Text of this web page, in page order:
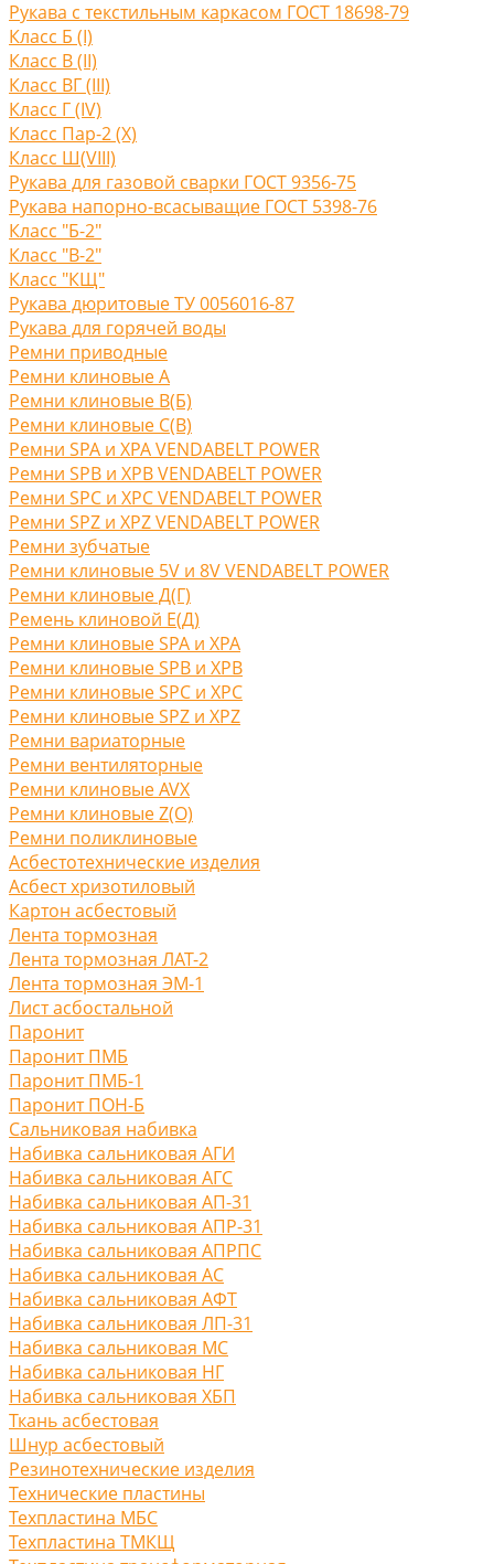
Рукава с текстильным каркасом ГОСТ 18698-79
Класс Б (I)
Класс В (II)
Класс ВГ (III)
Класс Г (IV)
Класс Пар-2 (X)
Класс Ш(VIII)
Рукава для газовой сварки ГОСТ 9356-75
Рукава напорно-всасыващие ГОСТ 5398-76
Класс "Б-2"
Класс "В-2"
Класс "КЩ"
Рукава дюритовые ТУ 0056016-87
Рукава для горячей воды
Ремни приводные
Ремни клиновые A
Ремни клиновые В(Б)
Ремни клиновые С(B)
Ремни SPA и XPA VENDABELT POWER
Ремни SPB и XPB VENDABELT POWER
Ремни SPC и XPC VENDABELT POWER
Ремни SPZ и XPZ VENDABELT POWER
Ремни зубчатые
Ремни клиновые 5V и 8V VENDABELT POWER
Ремни клиновые Д(Г)
Ремень клиновой Е(Д)
Ремни клиновые SPA и XPA
Ремни клиновые SPB и XPB
Ремни клиновые SPC и XPC
Ремни клиновые SPZ и XPZ
Ремни вариаторные
Ремни вентиляторные
Ремни клиновые AVX
Ремни клиновые Z(O)
Ремни поликлиновые
Асбестотехнические изделия
Асбест хризотиловый
Картон асбестовый
Лента тормозная
Лента тормозная ЛАТ-2
Лента тормозная ЭМ-1
Лист асбостальной
Паронит
Паронит ПМБ
Паронит ПМБ-1
Паронит ПОН-Б
Сальниковая набивка
Набивка сальниковая АГИ
Набивка сальниковая АГС
Набивка сальниковая АП-31
Набивка сальниковая АПР-31
Набивка сальниковая АПРПС
Набивка сальниковая АС
Набивка сальниковая АФТ
Набивка сальниковая ЛП-31
Набивка сальниковая МС
Набивка сальниковая НГ
Набивка сальниковая ХБП
Ткань асбестовая
Шнур асбестовый
Резинотехнические изделия
Технические пластины
Техпластина МБС
Техпластина ТМКЩ